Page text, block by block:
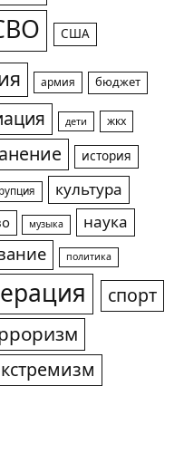
США
армия бюджет
дети жкх
история
культура
музыка
наука
политика
спорт